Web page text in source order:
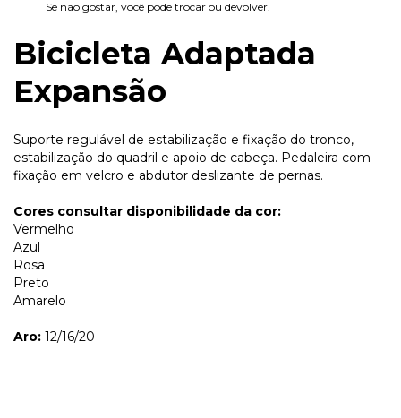
Se não gostar, você pode trocar ou devolver.
Bicicleta Adaptada
Expansão
Suporte regulável de estabilização e fixação do tronco,
estabilização do quadril e apoio de cabeça. Pedaleira com
fixação em velcro e abdutor deslizante de pernas.
Cores consultar disponibilidade da cor:
Vermelho
Azul
Rosa
Preto
Amarelo
Aro: 12/16/20